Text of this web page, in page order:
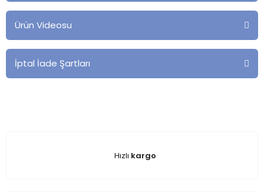
Ürün Videosu
İptal İade Şartları
Hızlı kargo